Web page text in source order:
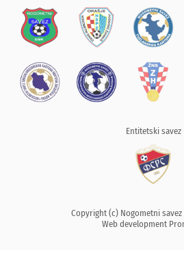
Entitetski savez
Copyright (c) Nogometni savez
Web development